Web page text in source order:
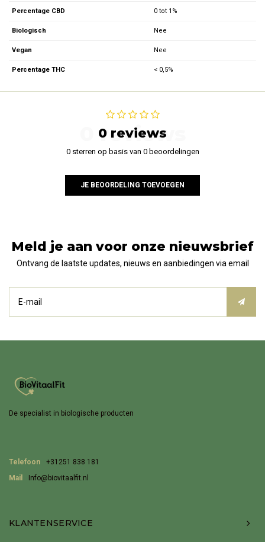
Percentage CBD 0 tot 1%
Biologisch Nee
Vegan Nee
Percentage THC < 0,5%
0 reviews
0 reviews
0 sterren op basis van 0 beoordelingen
JE BEOORDELING TOEVOEGEN
Meld je aan voor onze nieuwsbrief
Ontvang de laatste updates, nieuws en aanbiedingen via email
De specialist in biologische producten
Telefoon
+31251 838 181
Mail
Info@biovitaalfit.nl
KLANTENSERVICE